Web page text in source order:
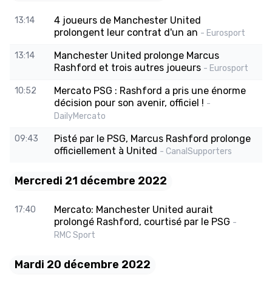
13:14
4 joueurs de Manchester United
prolongent leur contrat d'un an - Eurosport
13:14
Manchester United prolonge Marcus
Rashford et trois autres joueurs - Eurosport
10:52
Mercato PSG : Rashford a pris une énorme
décision pour son avenir, officiel ! -
DailyMercato
09:43
Pisté par le PSG, Marcus Rashford prolonge
officiellement à United - CanalSupporters
Mercredi 21 décembre 2022
17:40
Mercato: Manchester United aurait
prolongé Rashford, courtisé par le PSG -
RMC Sport
Mardi 20 décembre 2022